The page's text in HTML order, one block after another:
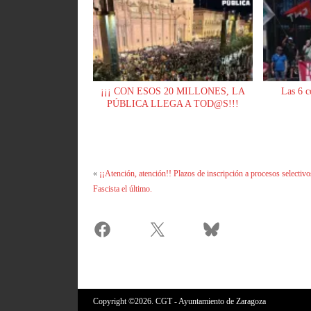
¡¡¡ CON ESOS 20 MILLONES, LA
PÚBLICA LLEGA A TOD@S!!!
Las 6
« ¡¡Atención, atención!! Plazos de inscripción a procesos
Fascista el último.
Copyright ©2026. CGT - Ayuntamiento de Zaragoza